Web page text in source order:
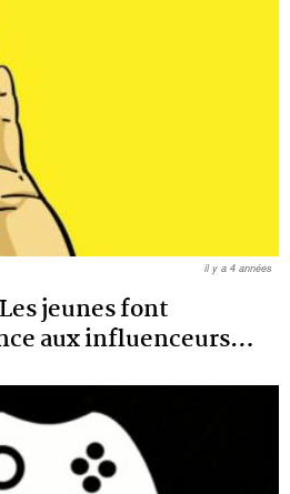
jeunes font
aux influenceurs…
il y a 4 années